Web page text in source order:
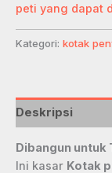
peti yang dapat
Kategori: kotak
Deskripsi
Dibangun untuk
Ini kasar Kotak